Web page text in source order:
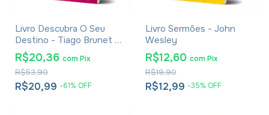
Livro Descubra O Seu
Destino - Tiago Brunet -
Versão Econômica
R$20,99 -61% OFF
R$53,90
R$20,36 comPix
Livro Sermões - John
Wesley
R$12,99 -35% OFF
R$19,90
R$12,60 com Pix